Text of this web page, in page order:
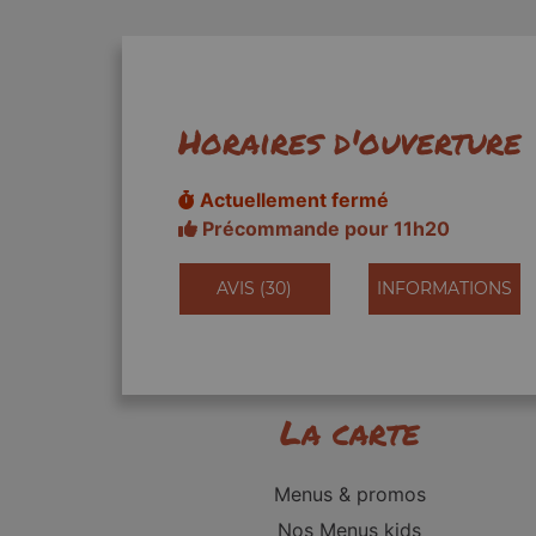
Horaires d'ouverture
Actuellement fermé
Précommande pour 11h20
AVIS (30) INFORMATIONS
La carte
Menus & promos
Nos Menus kids